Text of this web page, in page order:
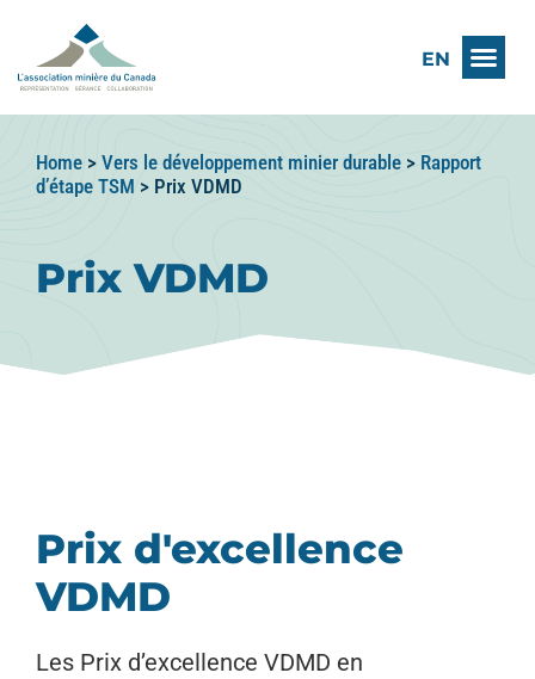
EN
Home > Vers le développement minier durable > Rapport
d’étape TSM > Prix VDMD
Prix VDMD
Prix d'excellence
VDMD
Les Prix d’excellence VDMD en